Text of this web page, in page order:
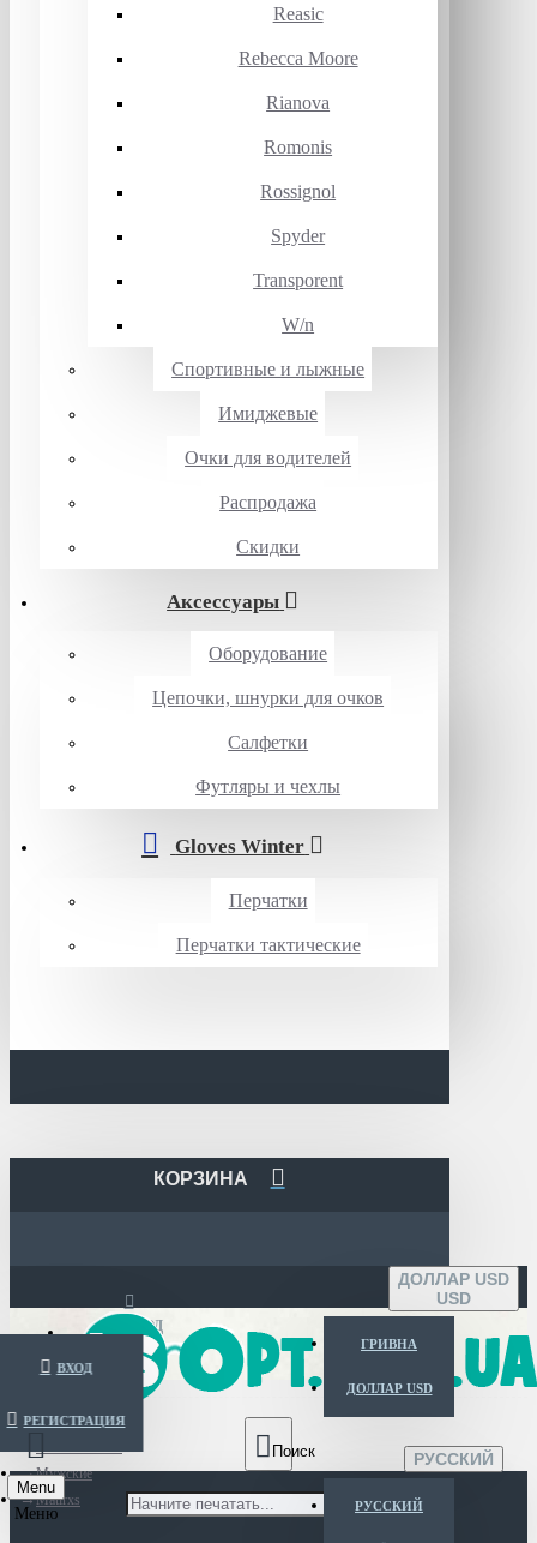
Reasic
Rebecca Moore
Rianova
Romonis
Rossignol
Spyder
Transporent
W/n
Спортивные и лыжные
Имиджевые
Очки для водителей
Распродажа
Скидки
Аксессуары
Оборудование
Цепочки, шнурки для очков
Салфетки
Футляры и чехлы
Gloves Winter
Перчатки
Перчатки тактические
КОРЗИНА
ВХОД
ВХОД
РЕГИСТРАЦИЯ
ДОЛЛАР USD
USD
ГРИВНА
ДОЛЛАР USD
РУССКИЙ
РУССКИЙ
Menu
Мужские
Matlrxs